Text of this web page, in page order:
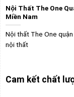
Nội Thất The One
Miền Nam
Nội thất The One
nội thất
Cam kết chất